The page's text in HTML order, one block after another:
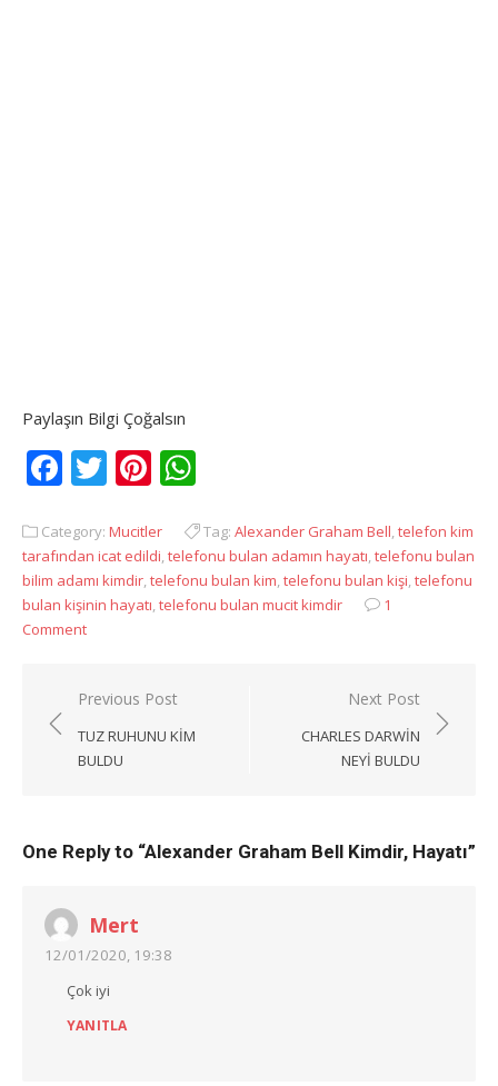
Paylaşın Bilgi Çoğalsın
Facebook
TwitterPinterest
Category: Mucitler Tag: Alexander Graham Bell,telefon kim
tarafından icat edildi,telefonu bulan adamın hayatı,telefonu bulan
bilim adamı kimdir,telefonu bulan kim,telefonu bulan kişi,telefonu
bulan kişinin hayatı,telefonu bulan mucit kimdir
1
Comment
Yazı
gezinmesi
Previous Post
TUZ RUHUNU KIM
BULDU
Next Post
CHARLES DARWIN
NEYI BULDU
One Reply to “Alexander Graham Bell Kimdir, Hayatı”
Mert
12/01/2020, 19:38
Çok iyi
YANITLA